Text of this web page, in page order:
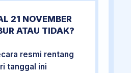
21 NOVEMBER
ATAU TIDAK?
resmi rentang
tanggal ini